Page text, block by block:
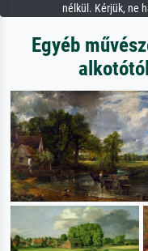
nélkül. Kérjük, ne
Egyéb